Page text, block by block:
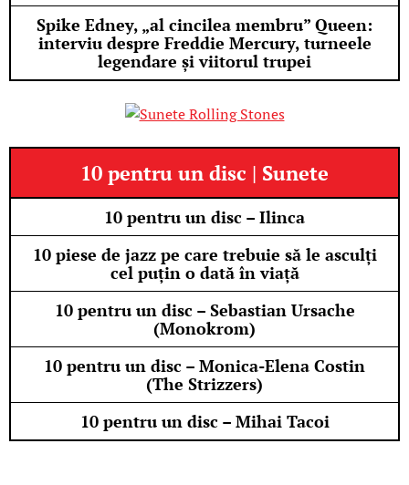
Spike Edney, „al cincilea membru” Queen:
interviu despre Freddie Mercury, turneele
legendare și viitorul trupei
10 pentru un disc | Sunete
10 pentru un disc – Ilinca
10 piese de jazz pe care trebuie să le asculți
cel puțin o dată în viață
10 pentru un disc – Sebastian Ursache
(Monokrom)
10 pentru un disc – Monica-Elena Costin
(The Strizzers)
10 pentru un disc – Mihai Tacoi